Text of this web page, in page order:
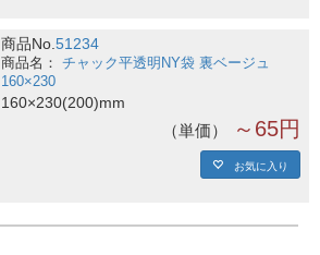
商品No.51234
チャック平透明NY袋 裏ベージュ
160×230
160×230(200)mm
単価 ～65円
お気に入り